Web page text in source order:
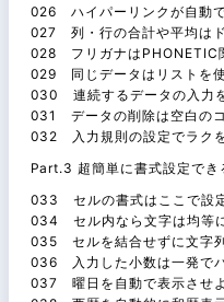
026 ハイパーリンクが自動
027 列・行の合計や平均は
028 フリガナはPHONETIC
029 同じデータはリストを
030 連続するデータの入力
031 データの削除は空白の
032 入力規則の設定でラク
Part.3 超簡単に書式設定でき
033 セルの書式はここで設
034 セル内なら文字は均等
035 セルを結合せずに文字
036 入力した小数は一発で
037 曜日を自動で表示させ